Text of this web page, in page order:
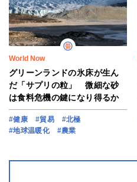
World Now
グリーンランドの氷床が生ん
だ「サプリの粒」 微細な砂
は食料危機の鍵になり得るか
#健康 #貿易
#北極
#地球温暖化
#農業